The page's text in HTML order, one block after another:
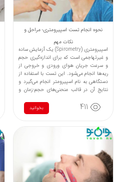
نحوه انجام تست اسپیرومتری؛ مراحل و
نکات مهم
اسپیرومتری (Spirometry) یک آزمایش ساده
و غیرتهاجمی است که برای اندازه‌گیری حجم
و سرعت جریان هوای ورودی و خروجی از
ریه‌ها انجام می‌شود. این تست با استفاده از
دستگاهی به نام اسپیرومتر انجام می‌گیرد و
نتایج آن در قالب منحنی‌های حجم-زمان و
411 بخوانید